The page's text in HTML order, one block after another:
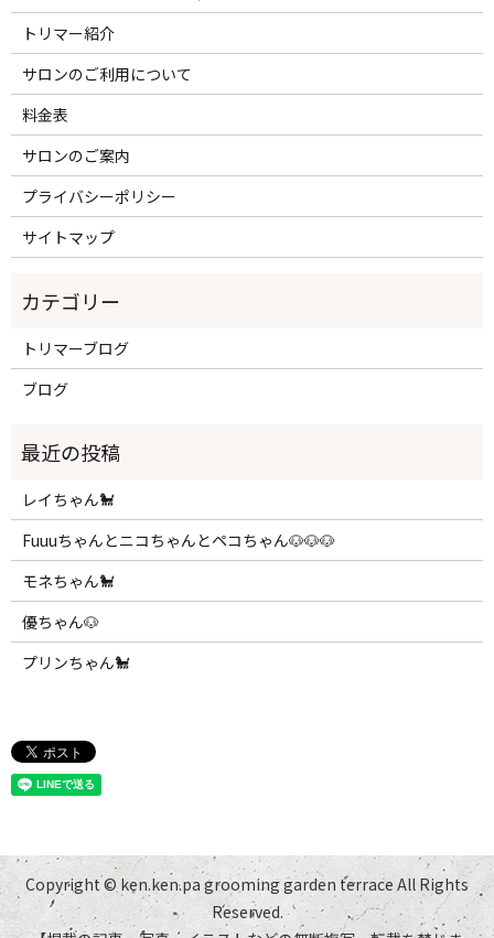
トリマー紹介
サロンのご利用について
料金表
サロンのご案内
プライバシーポリシー
サイトマップ
トリマーブログ
ブログ
レイちゃん🐩
Fuuuちゃんとニコちゃんとペコちゃん🐶🐶🐶
モネちゃん🐩
優ちゃん🐶
プリンちゃん🐩
Copyright © ken.ken.pa grooming garden terrace All Rights
Reserved.